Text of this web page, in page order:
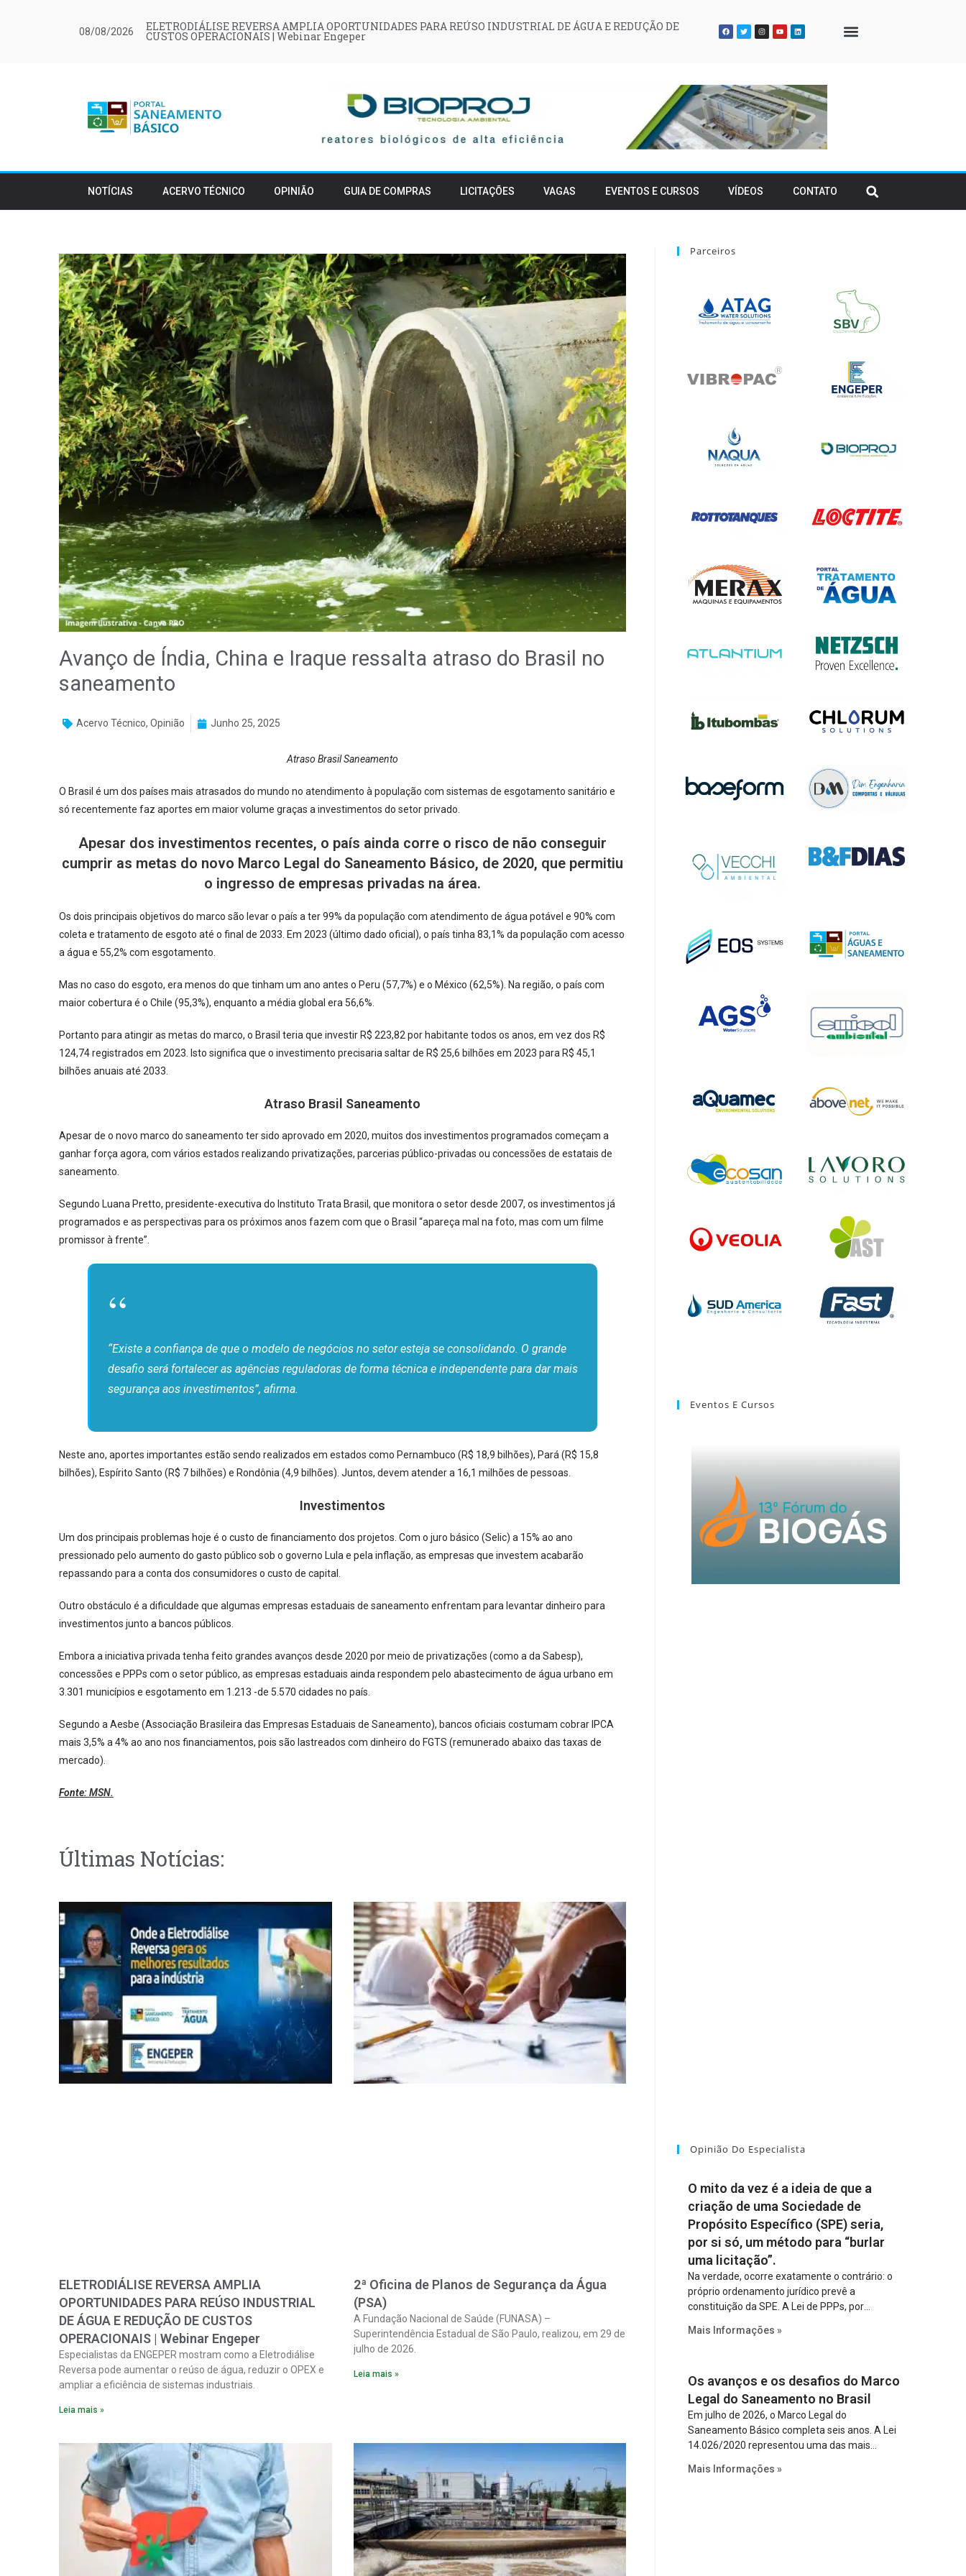
08/08/2026 ELETRODIÁLISE REVERSA AMPLIA OPORTUNIDADES PARA REÚSO INDUSTRIAL DE ÁGUA E REDUÇÃO DE
CUSTOS OPERACIONAIS | Webinar Engeper
NOTÍCIAS ACERVO TÉCNICO OPINIÃO GUIA DE COMPRAS LICITAÇÕES VAGAS EVENTOS E CURSOS VÍDEOS CONTATO
Avanço de Índia, China e Iraque ressalta atraso do Brasil no
saneamento
Acervo Técnico, Opinião Junho 25, 2025
Atraso Brasil Saneamento
O Brasil é um dos países mais atrasados do mundo no atendimento à população com sistemas de esgotamento sanitário e
só recentemente faz aportes em maior volume graças a investimentos do setor privado.
Apesar dos investimentos recentes, o país ainda corre o risco de não conseguir
cumprir as metas do novo Marco Legal do Saneamento Básico, de 2020, que permitiu
o ingresso de empresas privadas na área.
Os dois principais objetivos do marco são levar o país a ter 99% da população com atendimento de água potável e 90% com
coleta e tratamento de esgoto até o final de 2033. Em 2023 (último dado oficial), o país tinha 83,1% da população com acesso
a água e 55,2% com esgotamento.
Mas no caso do esgoto, era menos do que tinham um ano antes o Peru (57,7%) e o México (62,5%). Na região, o país com
maior cobertura é o Chile (95,3%), enquanto a média global era 56,6%.
Portanto para atingir as metas do marco, o Brasil teria que investir R$ 223,82 por habitante todos os anos, em vez dos R$
124,74 registrados em 2023. Isto significa que o investimento precisaria saltar de R$ 25,6 bilhões em 2023 para R$ 45,1
bilhões anuais até 2033.
Atraso Brasil Saneamento
Apesar de o novo marco do saneamento ter sido aprovado em 2020, muitos dos investimentos programados começam a
ganhar força agora, com vários estados realizando privatizações, parcerias público-privadas ou concessões de estatais de
saneamento.
Segundo Luana Pretto, presidente-executiva do Instituto Trata Brasil, que monitora o setor desde 2007, os investimentos já
programados e as perspectivas para os próximos anos fazem com que o Brasil “apareça mal na foto, mas com um filme
promissor à frente”.
“Existe a confiança de que o modelo de negócios no setor esteja se consolidando. O grande
desafio será fortalecer as agências reguladoras de forma técnica e independente para dar mais
segurança aos investimentos”, afirma.
Neste ano, aportes importantes estão sendo realizados em estados como Pernambuco (R$ 18,9 bilhões), Pará (R$ 15,8
bilhões), Espírito Santo (R$ 7 bilhões) e Rondônia (4,9 bilhões). Juntos, devem atender a 16,1 milhões de pessoas.
Investimentos
Um dos principais problemas hoje é o custo de financiamento dos projetos. Com o juro básico (Selic) a 15% ao ano
pressionado pelo aumento do gasto público sob o governo Lula e pela inflação, as empresas que investem acabarão
repassando para a conta dos consumidores o custo de capital.
Outro obstáculo é a dificuldade que algumas empresas estaduais de saneamento enfrentam para levantar dinheiro para
investimentos junto a bancos públicos.
Embora a iniciativa privada tenha feito grandes avanços desde 2020 por meio de privatizações (como a da Sabesp),
concessões e PPPs com o setor público, as empresas estaduais ainda respondem pelo abastecimento de água urbano em
3.301 municípios e esgotamento em 1.213 -de 5.570 cidades no país.
Segundo a Aesbe (Associação Brasileira das Empresas Estaduais de Saneamento), bancos oficiais costumam cobrar IPCA
mais 3,5% a 4% ao ano nos financiamentos, pois são lastreados com dinheiro do FGTS (remunerado abaixo das taxas de
mercado).
Fonte:MSN.
Últimas Notícias:
ELETRODIÁLISE REVERSA AMPLIA
OPORTUNIDADES PARA REÚSO INDUSTRIAL
DE ÁGUA E REDUÇÃO DE CUSTOS
OPERACIONAIS | Webinar Engeper
Especialistas da ENGEPER mostram como a Eletrodiálise
Reversa pode aumentar o reúso de água, reduzir o OPEX e
ampliar a eficiência de sistemas industriais.
Leia mais »
2ª Oficina de Planos de Segurança da Água
(PSA)
A Fundação Nacional de Saúde (FUNASA) –
Superintendência Estadual de São Paulo, realizou, em 29 de
julho de 2026.
Leia mais »
Parceiros
Eventos E Cursos
Opinião Do Especialista
O mito da vez é a ideia de que a
criação de uma Sociedade de
Propósito Específico (SPE) seria,
por si só, um método para “burlar
uma licitação”.
Na verdade, ocorre exatamente o contrário: o
próprio ordenamento jurídico prevê a
constituição da SPE. A Lei de PPPs, por
constitua uma SPE para implantar e gerir o
Lei de Concessões, a figura é facultativa e
sujeita a uma escolha racional de projeto a
projeto.
Mais Informações »
Os avanços e os desafios do Marco
Legal do Saneamento no Brasil
Em julho de 2026, o Marco Legal do
Saneamento Básico completa seis anos. A Lei
14.026/2020 representou uma das mais
estabelecer metas claras para a
Mais Informações »